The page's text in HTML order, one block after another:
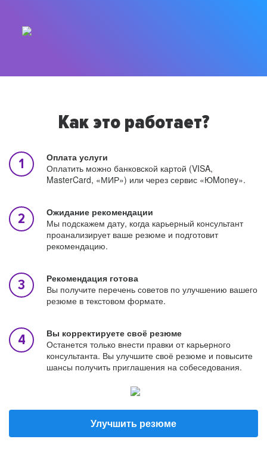
Как это работает?
Оплата услуги
Оплатить можно банковской картой (VISA,
MasterCard, «МИР») или через сервис «ЮMoney».
Ожидание рекомендации
Мы подскажем дату, когда карьерный консультант
проанализирует ваше резюме и подготовит
рекомендацию.
Рекомендация готова
Вы получите перечень советов по улучшению вашего
резюме в текстовом формате.
Вы корректируете своё резюме
Останется только внести правки от карьерного
консультанта. Вы улучшите своё резюме и повысите
шансы получить приглашения на собеседования.
Улучшить резюме